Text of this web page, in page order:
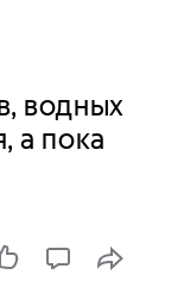
водных
а пока